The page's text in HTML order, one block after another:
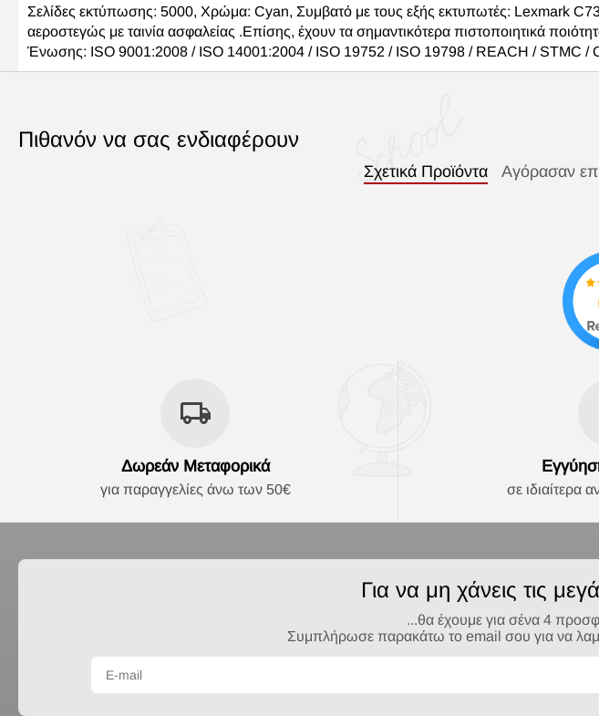
Σελίδες εκτύπωσης: 5000, Χρώμα: Cyan, Συμβατό με τους εξής εκτυπωτές: Lexmark
αεροστεγώς με ταινία ασφαλείας .Επίσης, έχουν τα σημαντικότερα πιστοποιητικά
Ένωσης: ISO 9001:2008 / ISO 14001:2004 / ISO 19752 / ISO 19798 / REACH / STMC /
Πιθανόν να σας ενδιαφέρουν
Σχετικά Προϊόντα Αγόρασαν
Δωρεάν Μεταφορικά
για παραγγελίες άνω των 50€ σε ιδιαίτερα
Για να μη χάνεις τις
...θα έχουμε για σένα 4
Συμπλήρωσε παρακάτω το email σου για να